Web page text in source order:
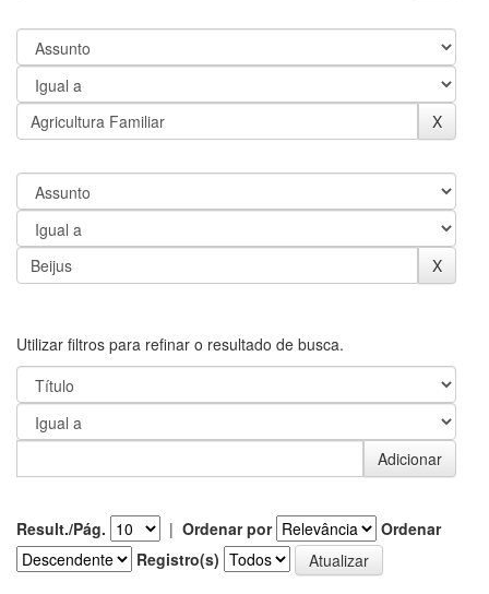
Utilizar filtros para refinar o resultado de busca.
Result./Pág. | Ordenar por
Ordenar
Registro(s)